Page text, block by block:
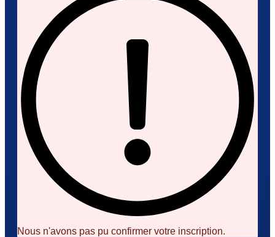
Nous n'avons pas pu confirmer votre inscription.